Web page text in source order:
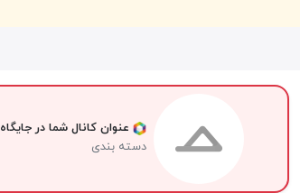
عنوان کانال شما در جایگاه VIP
دسته بندی